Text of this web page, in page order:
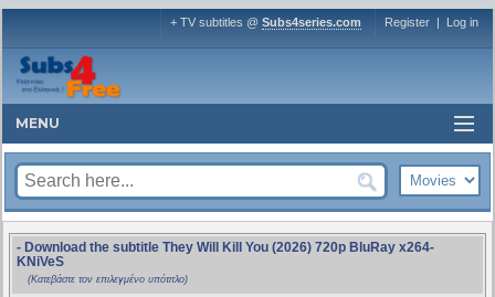
+ TV subtitles @ Subs4series.com Register | Log in
MENU
- Download the subtitle They Will Kill You (2026) 720p BluRay x264-
KNiVeS
(Κατεβάστε τον επιλεγμένο υπότιτλο)